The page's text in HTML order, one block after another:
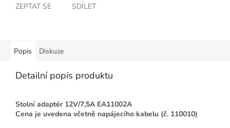
ZEPTAT SE SDÍLET
Popis Diskuze
Detailní popis produktu
Stolní adaptér 12V/7,5A EA11002A
Cena je uvedena včetně napájecího kabelu (č. 110010)